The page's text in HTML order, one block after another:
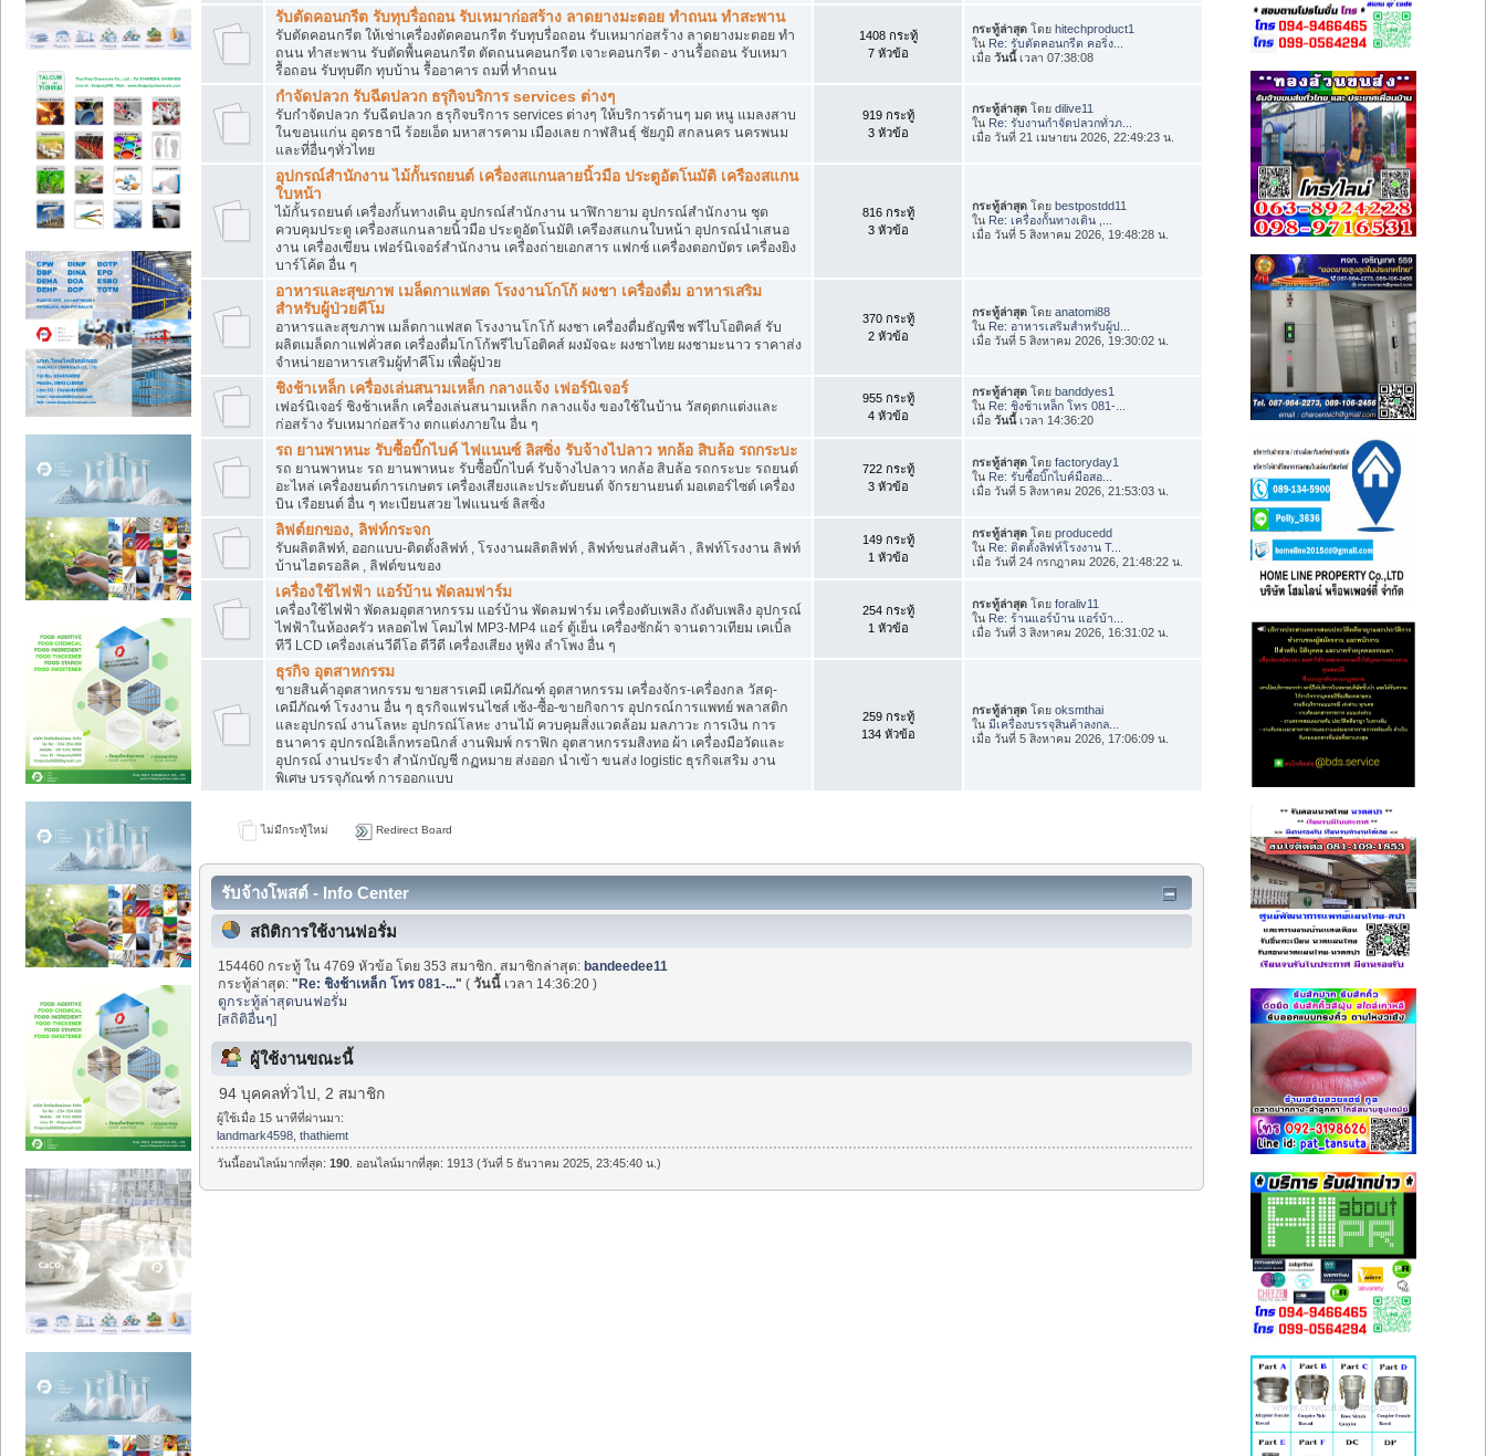
รับตัดคอนกรีต รับทุบรื่อถอน รับเหมาก่อสร้าง ลาดยางมะตอย ทำถนน ทำสะพาน
รับตัดคอนกรีต ให้เช่าเครื่องตัดคอนกรีต รับทุบรื่อถอน รับเหมาก่อสร้าง ลาดยางมะตอย ทำ
ถนน ทำสะพาน รับตัดพื้นคอนกรีต ตัดถนนคอนกรีต เจาะคอนกรีต - งานรื้อถอน รับเหมา
รื้อถอน รับทุบตึก ทุบบ้าน รื้ออาคาร ถมที่ ทำถนน
1408 กระทู้
7 หัวข้อ
กระทู้ล่าสุด โดยhitechproduct1
ใน Re: รับตัดคอนกรีต คอริ่ง...
เมื่อวันนี้เวลา 07:38:08
กำจัดปลวก รับฉีดปลวก ธรุกิจบริการ services ต่างๆ
รับกำจัดปลวก รับฉีดปลวก ธรุกิจบริการ services ต่างๆ ให้บริการด้านๆ มด หนู แมลงสาบ
ในขอนแก่น อุดรธานี ร้อยเอ็ด มหาสารคาม เมืองเลย กาฬสินธุ์ ชัยภูมิ สกลนคร นครพนม
และที่อื่นๆทั่วไทย
919 กระทู้
3 หัวข้อ
กระทู้ล่าสุด โดยdilive11
ใน Re: รับงานกำจัดปลวกทั่วภ...
เมื่อ วันที่ 21 เมษายน 2026, 22:49:23 น.
อุปกรณ์สำนักงาน ไม้กั้นรถยนต์ เครื่องสแกนลายนิ้วมือ ประตูอัตโนมัติ เครืองสแกน
ใบหน้า
ไม้กั้นรถยนต์ เครื่องกั้นทางเดิน อุปกรณ์สำนักงาน นาฬิกายาม อุปกรณ์สำนักงาน ชุด
ควบคุมประตู เครื่องสแกนลายนิ้วมือ ประตูอัตโนมัติ เครืองสแกนใบหน้า อุปกรณ์นำเสนอ
งาน เครื่องเขียน เฟอร์นิเจอร์สำนักงาน เครื่องถ่ายเอกสาร แฟกซ์ เเครื่องตอกบัตร เครื่องยิง
บาร์โค้ด อื่น ๆ
816 กระทู้
3 หัวข้อ
กระทู้ล่าสุด โดยbestpostdd11
ใน Re: เครื่องกั้นทางเดิน ,...
เมื่อ วันที่ 5 สิงหาคม 2026, 19:48:28 น.
อาหารและสุขภาพ เมล็ดกาแฟสด โรงงานโกโก้ ผงชา เครื่องดื่ม อาหารเสริม
สำหรับผู้ป่วยคีโม
อาหารและสุขภาพ เมล็ดกาแฟสด โรงงานโกโก้ ผงชา เครื่องดื่มธัญพืช พรีไบโอติคส์ รับ
ผลิตเมล็ดกาแฟคั่วสด เครื่องดื่มโกโก้พรีไบโอติคส์ ผงมัจฉะ ผงชาไทย ผงชามะนาว ราคาส่ง
จำหน่ายอาหารเสริมผู้ทำคีโม เพื่อผู้ป่วย
370 กระทู้
2 หัวข้อ
กระทู้ล่าสุด โดยanatomi88
ใน Re: อาหารเสริมสำหรับผู้ป...
เมื่อ วันที่ 5 สิงหาคม 2026, 19:30:02 น.
ชิงช้าเหล็ก เครื่องเล่นสนามเหล็ก กลางแจ้ง เฟอร์นิเจอร์
เฟอร์นิเจอร์ ชิงช้าเหล็ก เครื่องเล่นสนามเหล็ก กลางแจ้ง ของใช้ในบ้าน วัสดุตกแต่งและ
ก่อสร้าง รับเหมาก่อสร้าง ตกแต่งภายใน อื่น ๆ
955 กระทู้
4 หัวข้อ
กระทู้ล่าสุด โดยbanddyes1
ใน Re: ชิงช้าเหล็ก โทร 081-...
เมื่อวันนี้เวลา 14:36:20
รถ ยานพาหนะ รับซื้อบิ๊กไบค์ ไฟแนนซ์ ลิสซิ่ง รับจ้างไปลาว หกล้อ สิบล้อ รถกระบะ
รถ ยานพาหนะ รถ ยานพาหนะ รับซื้อบิ๊กไบค์ รับจ้างไปลาว หกล้อ สิบล้อ รถกระบะ รถยนต์
อะไหล่ เครื่องยนต์การเกษตร เครื่องเสียงและประดับยนต์ จักรยานยนต์ มอเตอร์ไซต์ เครื่อง
บิน เรือยนต์ อื่น ๆ ทะเบียนสวย ไฟแนนซ์ ลิสซิ่ง
722 กระทู้
3 หัวข้อ
กระทู้ล่าสุด โดยfactoryday1
ใน Re: รับซื้อบิ๊กไบค์มือสอ...
เมื่อ วันที่ 5 สิงหาคม 2026, 21:53:03 น.
ลิฟต์ยกของ, ลิฟท์กระจก
รับผลิตลิฟท์, ออกแบบ-ติดตั้งลิฟท์ , โรงงานผลิตลิฟท์ , ลิฟท์ขนส่งสินค้า , ลิฟท์โรงงาน ลิฟท์
บ้านไฮดรอลิค , ลิฟต์ขนของ
149 กระทู้
1 หัวข้อ
กระทู้ล่าสุด โดยproducedd
ใน Re: ติดตั้งลิฟท์โรงงาน T...
เมื่อ วันที่ 24 กรกฎาคม 2026, 21:48:22 น.
เครื่องใช้ไฟฟ้า แอร์บ้าน พัดลมฟาร์ม
เครื่องใช้ไฟฟ้า พัดลมอุตสาหกรรม แอร์บ้าน พัดลมฟาร์ม เครื่องดับเพลิง ถังดับเพลิง อุปกรณ์
ไฟฟ้าในห้องครัว หลอดไฟ โคมไฟ MP3-MP4 แอร์ ตู้เย็น เครื่องซักผ้า จานดาวเทียม เคเบิ้ล
ทีวี LCD เครื่องเล่นวีดีโอ ดีวีดี เครื่องเสียง หูฟัง ลำโพง อื่น ๆ
254 กระทู้
1 หัวข้อ
กระทู้ล่าสุด โดยforaliv11
ใน Re: ร้านแอร์บ้าน แอร์บ้า...
เมื่อ วันที่ 3 สิงหาคม 2026, 16:31:02 น.
ธุรกิจ อุตสาหกรรม
ขายสินค้าอุตสาหกรรม ขายสารเคมี เคมีภัณฑ์ อุตสาหกรรม เครื่องจักร-เครื่องกล วัสดุ-
เคมีภัณฑ์ โรงงาน อื่น ๆ ธุรกิจแฟรนไชส์ เซ้ง-ซื้อ-ขายกิจการ อุปกรณ์การแพทย์ พลาสติก
และอุปกรณ์ งานโลหะ อุปกรณ์โลหะ งานไม้ ควบคุมสิ่งแวดล้อม มลภาวะ การเงิน การ
ธนาคาร อุปกรณ์อิเล็กทรอนิกส์ งานพิมพ์ กราฟิก อุตสาหกรรมสิงทอ ผ้า เครื่องมือวัดและ
อุปกรณ์ งานประจำ สำนักบัญชี กฏหมาย ส่งออก นำเข้า ขนส่ง logistic ธุรกิจเสริม งาน
พิเศษ บรรจุภัณฑ์ การออกแบบ
259 กระทู้
134 หัวข้อ
กระทู้ล่าสุด โดยoksmthai
ในมีเครื่องบรรจุสินค้าลงกล...
เมื่อ วันที่ 5 สิงหาคม 2026, 17:06:09 น.
ไม่มีกระทู้ใหม่ Redirect Board
รับจ้างโพสต์ - Info Center
สถิติการใช้งานฟอรั่ม
154460 กระทู้ ใน 4769 หัวข้อ โดย 353 สมาชิก. สมาชิกล่าสุด:bandeedee11
กระทู้ล่าสุด:"Re: ชิงช้าเหล็ก โทร 081-..." (วันนี้ เวลา 14:36:20 )
ดูกระทู้ล่าสุดบนฟอรั่ม
[สถิติอื่นๆ]
ผู้ใช้งานขณะนี้
94 บุคคลทั่วไป, 2 สมาชิก
ผู้ใช้เมื่อ 15 นาทีที่ผ่านมา:
landmark4598 ,thathiemt
วันนี้ออนไลน์มากที่สุด:190 . ออนไลน์มากที่สุด: 1913 (วันที่ 5 ธันวาคม 2025, 23:45:40 น.)